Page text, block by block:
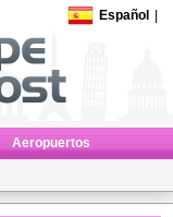
Español
Aeropuertos